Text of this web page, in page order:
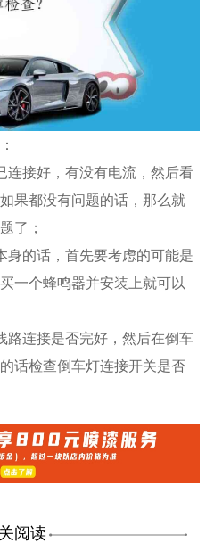
连接好，有没有电流，然后看
果都没有问题的话，那么就
了；
身的话，首先要考虑的可能是
一个蜂鸣器并安装上就可以
路连接是否完好，然后在倒车
话检查倒车灯连接开关是否
阅读